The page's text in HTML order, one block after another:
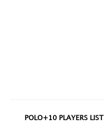
POLO+10 PLAYERS LIST